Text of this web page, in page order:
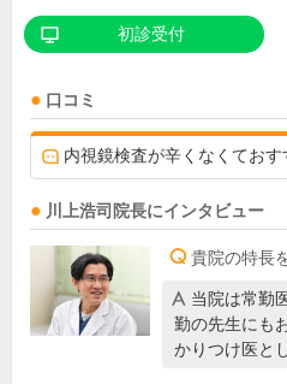
初診受付
口コミ
内視鏡検査が辛くなくておす
川上浩司 院長にインタビュー
貴院の特長
当院は常勤
勤の先生にも
かりつけ医と